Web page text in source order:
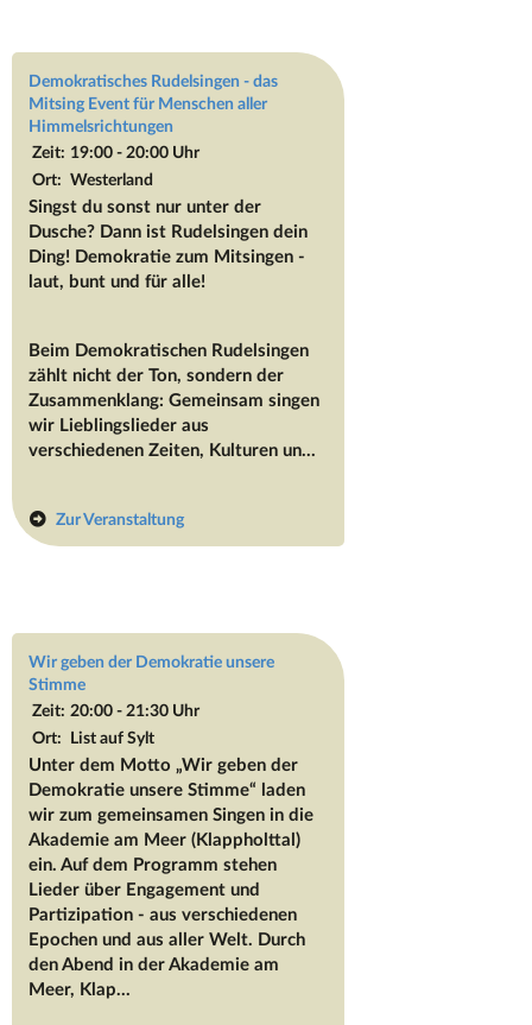
Demokratisches Rudelsingen - das
Mitsing Event für Menschen aller
Himmelsrichtungen
Zeit: 19:00 - 20:00 Uhr
Ort: Westerland
Singst du sonst nur unter der
Dusche? Dann ist Rudelsingen dein
Ding! Demokratie zum Mitsingen -
laut, bunt und für alle!
Beim Demokratischen Rudelsingen
zählt nicht der Ton, sondern der
Zusammenklang: Gemeinsam singen
wir Lieblingslieder aus
verschiedenen Zeiten, Kulturen un...
Zur Veranstaltung
Wir geben der Demokratie unsere
Stimme
Zeit: 20:00 - 21:30 Uhr
Ort: List auf Sylt
Unter dem Motto „Wir geben der
Demokratie unsere Stimme“ laden
wir zum gemeinsamen Singen in die
Akademie am Meer (Klappholttal)
ein. Auf dem Programm stehen
Lieder über Engagement und
Partizipation - aus verschiedenen
Epochen und aus aller Welt. Durch
den Abend in der Akademie am
Meer, Klap...